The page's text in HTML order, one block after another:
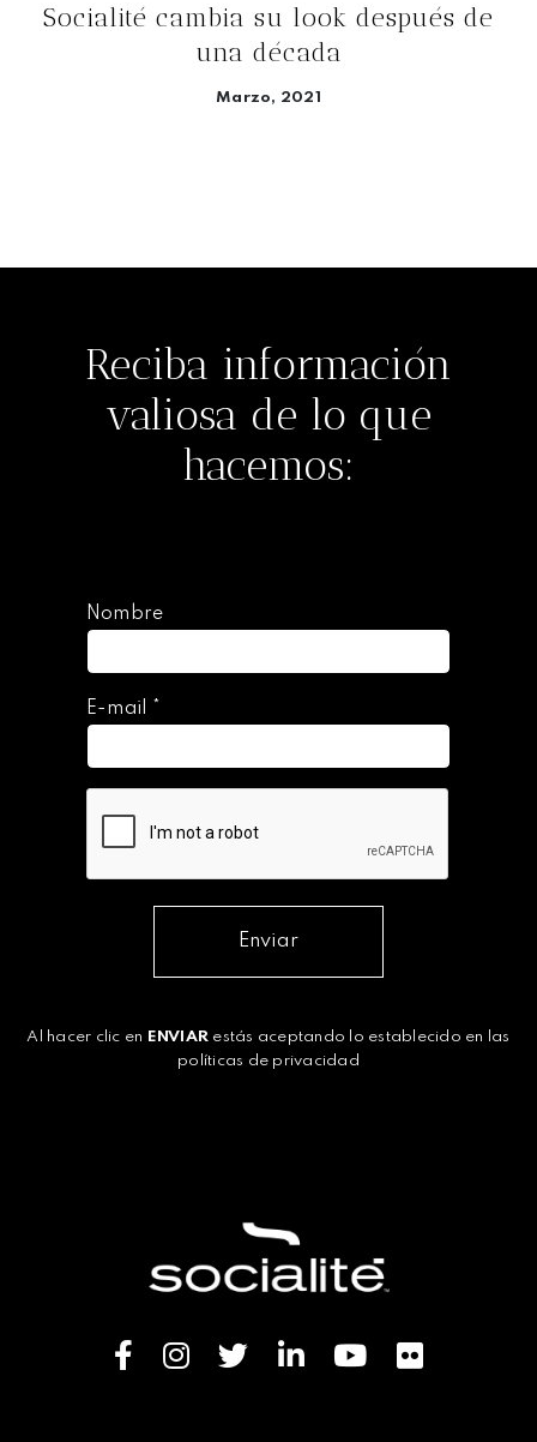
Socialité cambia su look después de
una década
Marzo, 2021
Reciba información
valiosa de lo que
hacemos:
Nombre
E-mail *
Enviar
Al hacer clic en ENVIAR estás aceptando lo establecido en las
políticas de privacidad